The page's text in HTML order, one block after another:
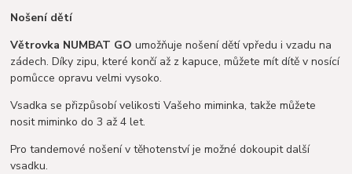
Nošení dětí
Větrovka NUMBAT GO umožňuje nošení dětí vpředu i vzadu na
zádech. Díky zipu, které končí až z kapuce, můžete mít dítě v nosící
pomůcce opravu velmi vysoko.
Vsadka se přizpůsobí velikosti Vašeho miminka, takže můžete
nosit miminko do 3 až 4 let.
Pro tandemové nošení v těhotenství je možné dokoupit další
vsadku.